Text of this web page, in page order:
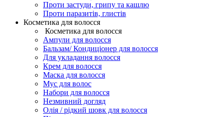
Проти застуди, грипу та кашлю
Проти паразитів, глистів
Косметика для волосся
Косметика для волосся
Ампули для волосся
Бальзам/ Кондиціонер для волосся
Для укладання волосся
Крем для волосся
Маска для волосся
Мус для волос
Набори для волосся
Незмивний догляд
Олія / рідкий шовк для волосся